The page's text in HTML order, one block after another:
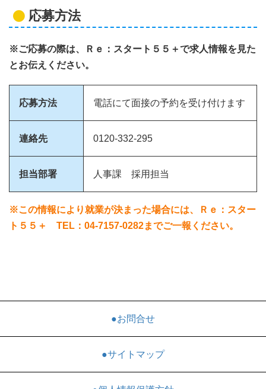
応募方法
※ご応募の際は、Ｒｅ：スタート５５＋で求人情報を見た
とお伝えください。
応募方法 電話にて面接の予約を受け付けます
連絡先 0120-332-295
担当部署 人事課 採用担当
※この情報により就業が決まった場合には、Ｒｅ：スター
ト５５＋ TEL：04-7157-0282までご一報ください。
●お問合せ
●サイトマップ